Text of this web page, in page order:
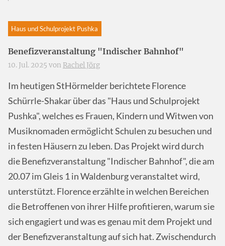
Haus und Schulprojekt Pushka
Benefizveranstaltung "Indischer Bahnhof"
10. Jul. 2025 von Rachel Jörg
Im heutigen StHörmelder berichtete Florence
Schürrle-Shakar über das "Haus und Schulprojekt
Pushka", welches es Frauen, Kindern und Witwen von
Musiknomaden ermöglicht Schulen zu besuchen und
in festen Häusern zu leben. Das Projekt wird durch
die Benefizveranstaltung "Indischer Bahnhof", die am
20.07 im Gleis 1 in Waldenburg veranstaltet wird,
unterstützt. Florence erzählte in welchen Bereichen
die Betroffenen von ihrer Hilfe profitieren, warum sie
sich engagiert und was es genau mit dem Projekt und
der Benefizveranstaltung auf sich hat. Zwischendurch